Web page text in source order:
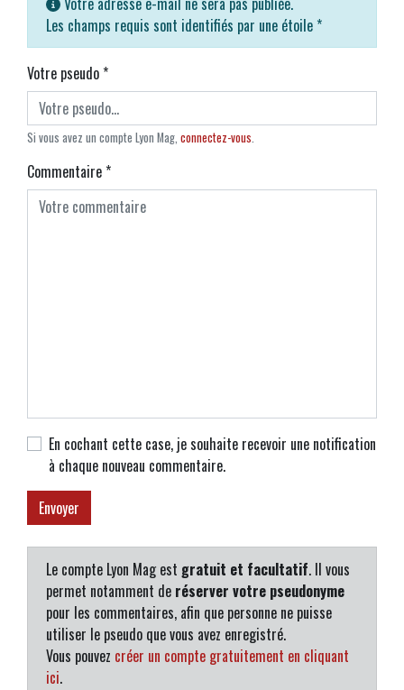
Les champs requis sont identifiés par une étoile *
Votre pseudo*
Si vous avez un compte Lyon Mag, connectez-vous.
Commentaire*
En cochant cette case, je souhaite recevoir une notification
à chaque nouveau commentaire.
Le compte Lyon Mag est gratuit et facultatif. Il vous
permet notamment de réserver votre pseudonyme
pour les commentaires, afin que personne ne puisse
utiliser le pseudo que vous avez enregistré.
Vous pouvez créer un compte gratuitement en cliquant
ici.